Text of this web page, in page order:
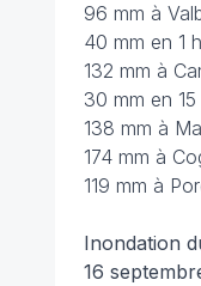
96 mm à
40 mm en 1 h
132 mm à
30 mm en 15
138 mm à
174 mm à
119 mm à
Inondation
16